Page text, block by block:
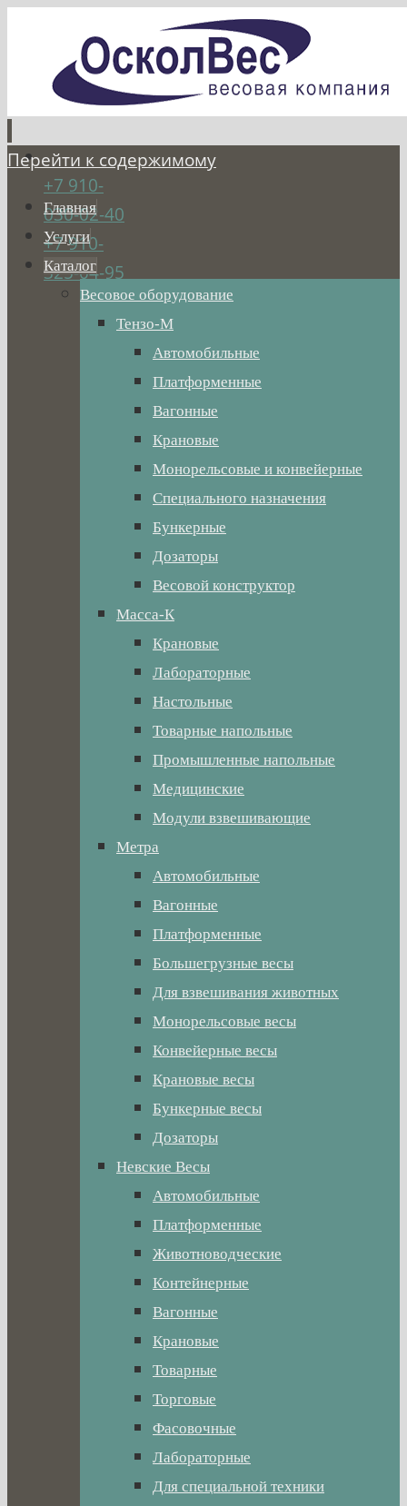
+7 910-
030-02-40
+7 910-
325-04-95
Перейти к содержимому
Главная
Услуги
Каталог
Весовое оборудование
Тензо-М
Автомобильные
Платформенные
Вагонные
Крановые
Монорельсовые и конвейерные
Специального назначения
Бункерные
Дозаторы
Весовой конструктор
Масса-К
Крановые
Лабораторные
Настольные
Товарные напольные
Промышленные напольные
Медицинские
Модули взвешивающие
Метра
Автомобильные
Вагонные
Платформенные
Большегрузные весы
Для взвешивания животных
Монорельсовые весы
Конвейерные весы
Крановые весы
Бункерные весы
Дозаторы
Невские Весы
Автомобильные
Платформенные
Животноводческие
Контейнерные
Вагонные
Крановые
Товарные
Торговые
Фасовочные
Лабораторные
Для специальной техники